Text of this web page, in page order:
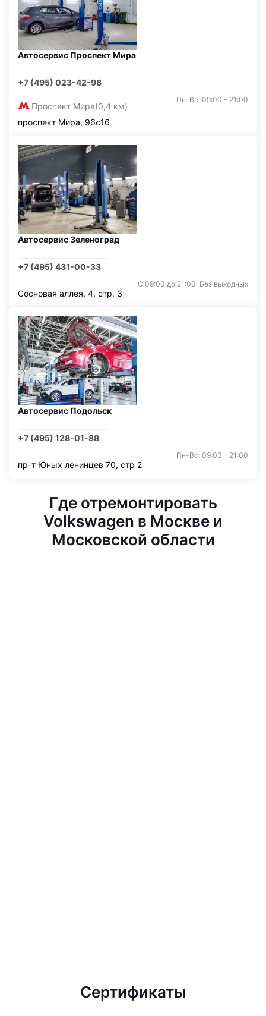
Автосервис Проспект Мира
+7 (495) 023-42-98
Проспект Мира(0,4 км)
Пн-Вс: 09:00 - 21:00
проспект Мира, 96с16
Автосервис Зеленоград
+7 (495) 431-00-33
С 09:00 до 21:00. Без выходных
Сосновая аллея, 4, стр. 3
Автосервис Подольск
+7 (495) 128-01-88
Пн-Вс: 09:00 - 21:00
пр-т Юных ленинцев 70, стр 2
Где отремонтировать
Volkswagen в Москве и
Московской области
Сертификаты